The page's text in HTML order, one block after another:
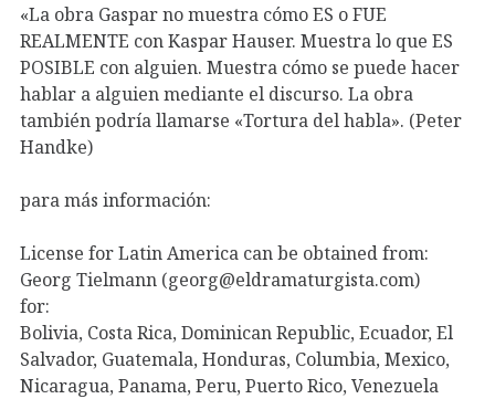
«La obra Gaspar no muestra cómo ES o FUE
REALMENTE con Kaspar Hauser. Muestra lo que ES
POSIBLE con alguien. Muestra cómo se puede hacer
hablar a alguien mediante el discurso. La obra
también podría llamarse «Tortura del habla». (Peter
Handke)
para más información:
License for Latin America can be obtained from:
Georg Tielmann (georg@eldramaturgista.com)
for:
Bolivia, Costa Rica, Dominican Republic, Ecuador, El
Salvador, Guatemala, Honduras, Columbia, Mexico,
Nicaragua, Panama, Peru, Puerto Rico, Venezuela